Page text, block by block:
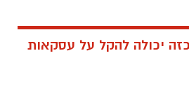
יכולה להקל על עסקאות